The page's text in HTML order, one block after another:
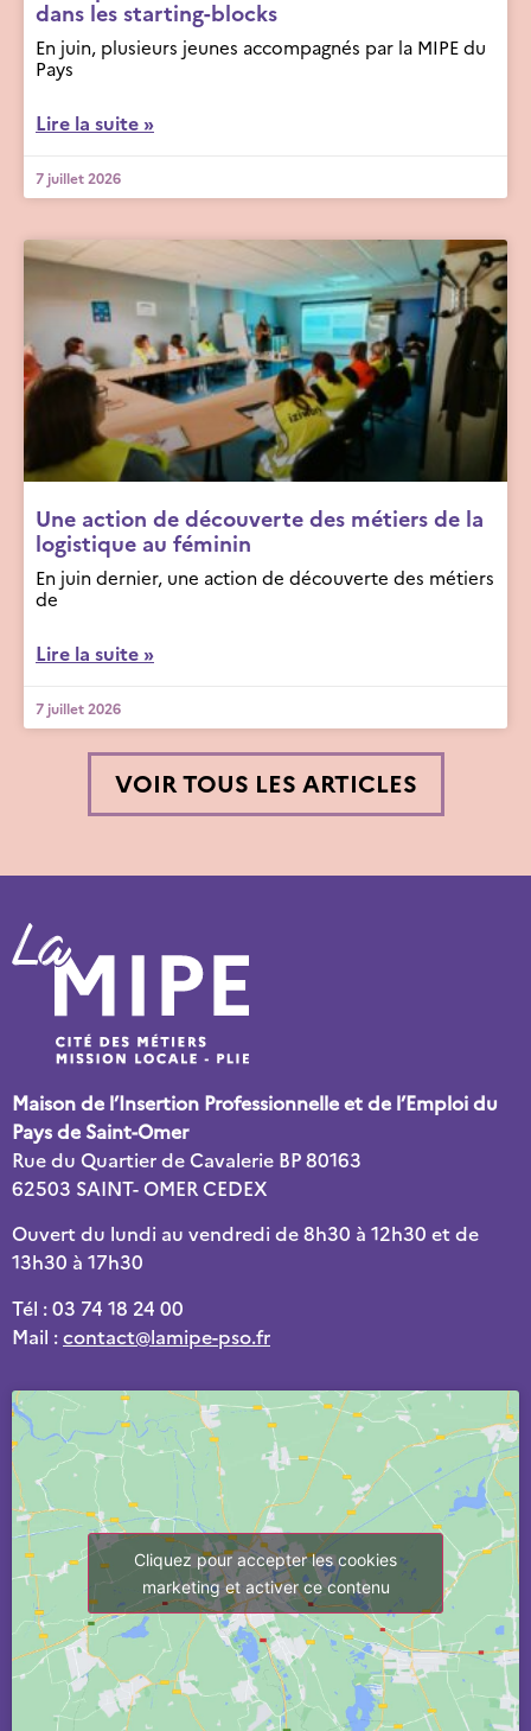
dans les starting-blocks
En juin, plusieurs jeunes accompagnés par la MIPE du
Pays
Lire la suite »
7 juillet 2026
Une action de découverte des métiers de la
logistique au féminin
En juin dernier, une action de découverte des métiers
de
Lire la suite »
7 juillet 2026
VOIR TOUS LES ARTICLES
Maison de l’Insertion Professionnelle et de l’Emploi du
Pays de Saint-Omer
Rue du Quartier de Cavalerie BP 80163
62503 SAINT- OMER CEDEX
Ouvert du lundi au vendredi de 8h30 à 12h30 et de
13h30 à 17h30
Tél : 03 74 18 24 00
Mail :contact@lamipe-pso.fr
Cliquez pour accepter les cookies
marketing et activer ce contenu